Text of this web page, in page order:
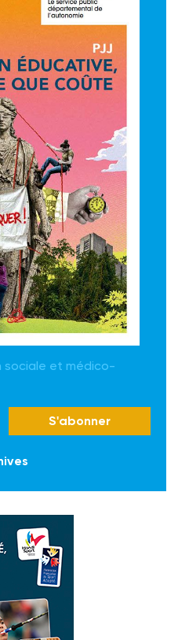
sociale et médico-
S'abonner